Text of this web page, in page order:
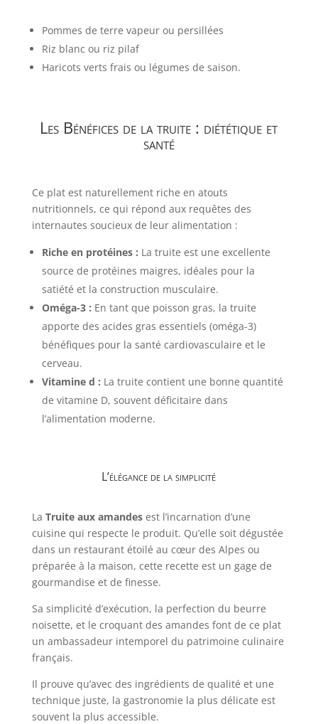
Pommes de terre vapeur ou persillées
Riz blanc ou riz pilaf
Haricots verts frais ou légumes de saison.
Les Bénéfices de la truite : diététique et
santé
Ce plat est naturellement riche en atouts
nutritionnels, ce qui répond aux requêtes des
internautes soucieux de leur alimentation :
Riche en protéines : La truite est une excellente
source de protéines maigres, idéales pour la
satiété et la construction musculaire.
Oméga-3 : En tant que poisson gras, la truite
apporte des acides gras essentiels (oméga-3)
bénéfiques pour la santé cardiovasculaire et le
cerveau.
Vitamine d : La truite contient une bonne quantité
de vitamine D, souvent déficitaire dans
l’alimentation moderne.
L’élégance de la simplicité
La Truite aux amandesest l’incarnation d’une
cuisine qui respecte le produit. Qu’elle soit dégustée
dans un restaurant étoilé au cœur des Alpes ou
préparée à la maison, cette recette est un gage de
gourmandise et de finesse.
Sa simplicité d’exécution, la perfection du beurre
noisette, et le croquant des amandes font de ce plat
un ambassadeur intemporel du patrimoine culinaire
français.
Il prouve qu’avec des ingrédients de qualité et une
technique juste, la gastronomie la plus délicate est
souvent la plus accessible.